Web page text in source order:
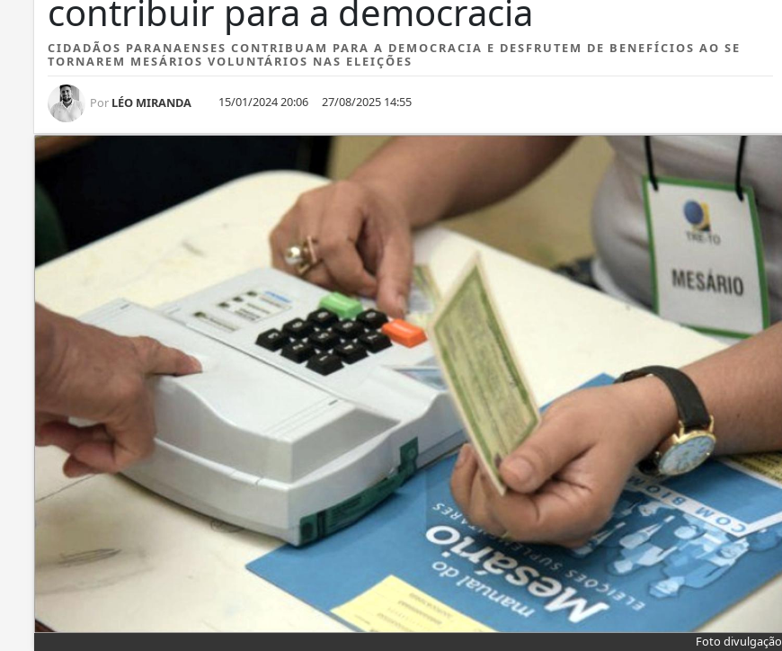
contribuir para a democracia
CIDADÃOS PARANAENSES CONTRIBUAM PARA A DEMOCRACIA E DESFRUTEM DE BENEFÍCIOS AO SE
TORNAREM MESÁRIOS VOLUNTÁRIOS NAS ELEIÇÕES
Por LÉO MIRANDA 15/01/2024 20:06 27/08/2025 14:55
Foto divulgação